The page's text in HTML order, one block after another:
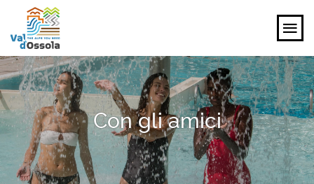
SCOPRI
VIVI
PIANIFICA
Con gli amici